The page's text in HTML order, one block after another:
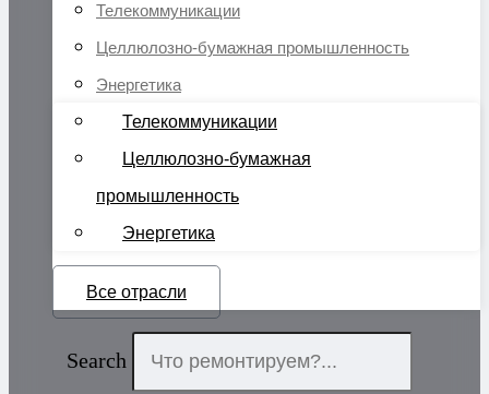
Телекоммуникации
Целлюлозно-бумажная промышленность
Энергетика
Телекоммуникации
Целлюлозно-бумажная
промышленность
Энергетика
Все отрасли
Search